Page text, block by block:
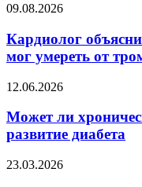
тяги
конкретным
продуктам
Кардиолог
почему
19-
летний
мог
от
тромбоза
09.08.2026
Кардиолог
мог умереть от
Может
хронический
спровоцировать
диабета
12.06.2026
Может ли
развитие диабета
Врач
23.03.2026